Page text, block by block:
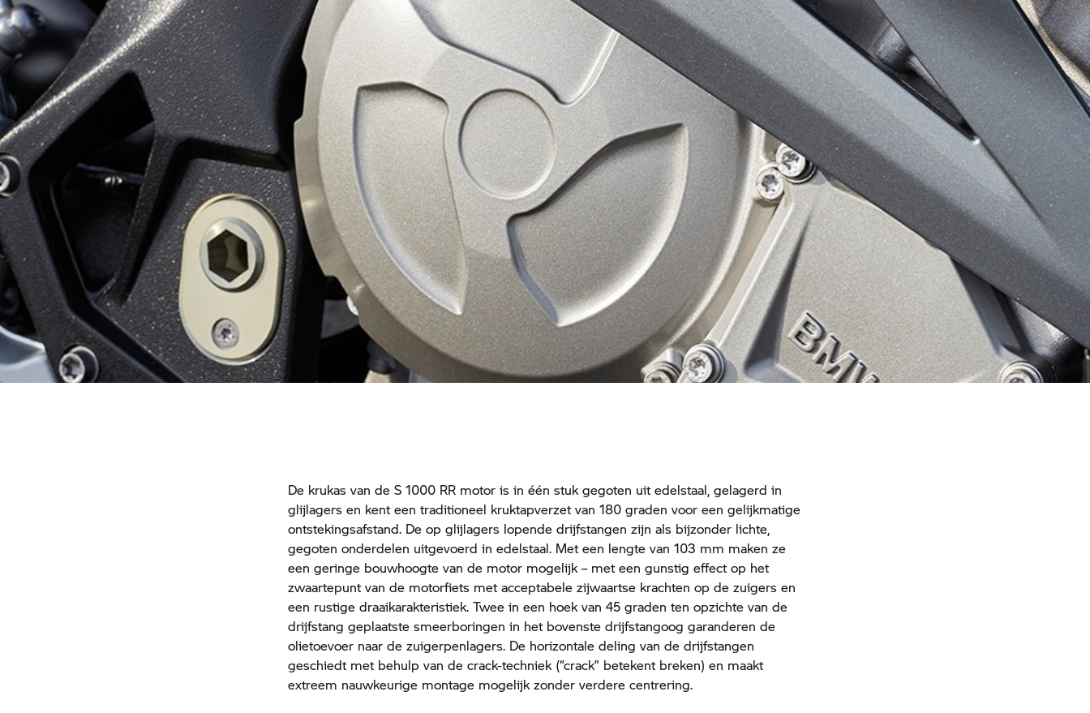
De krukas van deS 1000 RR motor is in één stuk gegoten uit edelstaal, gelagerd in
glijlagers en kent een traditioneel kruktapverzet van 180 graden voor een gelijkmatige
ontstekingsafstand. De op glijlagers lopende drijfstangen zijn als bijzonder lichte,
gegoten onderdelen uitgevoerd in edelstaal. Met een lengte van 103 mm maken ze
een geringe bouwhoogte van de motor mogelijk – met een gunstig effect op het
zwaartepunt van de motorfiets met acceptabele zijwaartse krachten op de zuigers en
een rustige draaikarakteristiek. Twee in een hoek van 45 graden ten opzichte van de
drijfstang geplaatste smeerboringen in het bovenste drijfstangoog garanderen de
olietoevoer naar de zuigerpenlagers. De horizontale deling van de drijfstangen
geschiedt met behulp van de crack-techniek (“crack” betekent breken) en maakt
extreem nauwkeurige montage mogelijk zonder verdere centrering.